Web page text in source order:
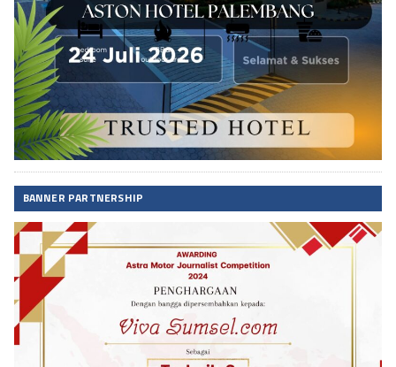
BANNER PARTNERSHIP